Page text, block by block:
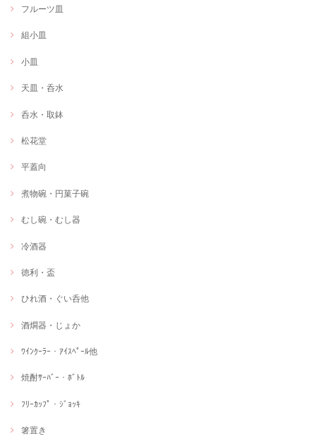
フルーツ皿
組小皿
小皿
天皿・呑水
呑水・取鉢
松花堂
平蓋向
煮物碗・円菓子碗
むし碗・むし器
冷酒器
徳利・盃
ひれ酒・ぐい呑他
酒燗器・じょか
ﾜｲﾝｸｰﾗｰ・ｱｲｽﾍﾟｰﾙ他
焼酎ｻｰﾊﾞｰ・ﾎﾞﾄﾙ
ﾌﾘｰｶｯﾌﾟ・ｼﾞｮｯｷ
箸置き